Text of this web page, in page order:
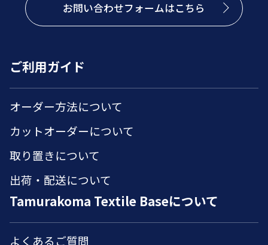
お問い合わせフォームはこちら
ご利用ガイド
オーダー方法について
カットオーダーについて
取り置きについて
出荷・配送について
Tamurakoma Textile Baseについて
よくあるご質問